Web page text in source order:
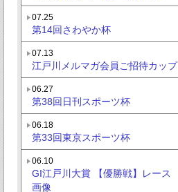
07.25
第14回さわやか杯
07.13
江戸川メルマガ会員ご招待カップ
06.27
第38回日刊スポーツ杯
06.18
第33回東京スポーツ杯
06.10
GI江戸川大賞 【優勝戦】レース
画像